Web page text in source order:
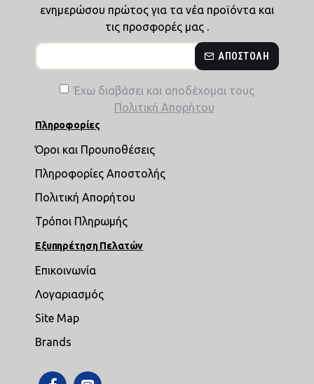
ενημερώσου πρώτος για τα νέα προϊόντα και
τις προσφορές μας .
ΑΠΟΣΤΟΛΉ
Έχω διαβάσει και αποδέχομαι τους
Πολιτική Απορήτου
Πληροφορίες
Όροι και Προυποθέσεις
Πληροφορίες Αποστολής
Πολιτική Απορήτου
Τρόποι Πληρωμής
Εξυπηρέτηση Πελατών
Επικοινωνία
Λογαριασμός
Site Map
Brands